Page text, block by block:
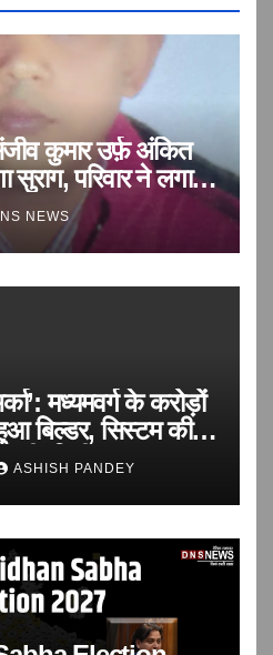
कुमार उर्फ़ अंकित
परिवार ने लगाई
NEWS
मध्यमवर्ग के करोड़ों
बिल्डर, सिस्टम की
‘वित्तीय हत्या’!
ASHISH PANDEY